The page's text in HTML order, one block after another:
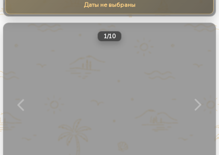
Даты не выбраны
1/10